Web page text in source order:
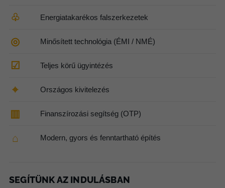
♧ Energiatakarékos falszerkezetek
◎ Minősített technológia (ÉMI / NMÉ)
☑ Teljes körű ügyintézés
⌖ Országos kivitelezés
▥ Finanszírozási segítség (OTP)
⌂ Modern, gyors és fenntartható építés
SEGÍTÜNK AZ INDULÁSBAN